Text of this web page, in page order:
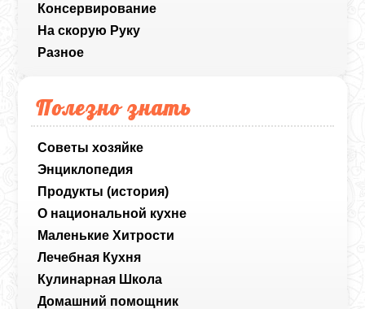
Консервирование
На скорую Руку
Разное
Полезно знать
Советы хозяйке
Энциклопедия
Продукты (история)
О национальной кухне
Маленькие Хитрости
Лечебная Кухня
Кулинарная Школа
Домашний помощник